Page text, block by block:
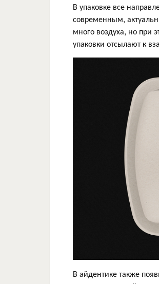
В упаковке все
современным,
много воздуха, но при
упаковки отсылают к
В айдентике также